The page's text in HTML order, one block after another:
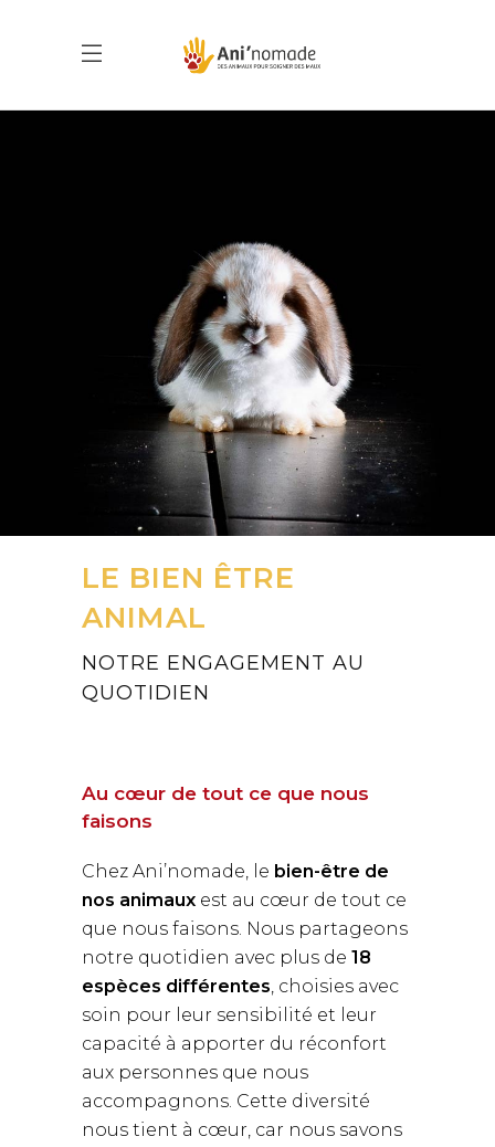
LE BIEN ÊTRE
ANIMAL
NOTRE ENGAGEMENT AU
QUOTIDIEN
Au cœur de tout ce que nous
faisons
Chez Ani’nomade, le bien-être de
nos animaux est au cœur de tout ce
que nous faisons. Nous partageons
notre quotidien avec plus de 18
espèces différentes, choisies avec
soin pour leur sensibilité et leur
capacité à apporter du réconfort
aux personnes que nous
accompagnons. Cette diversité
nous tient à cœur, car nous savons